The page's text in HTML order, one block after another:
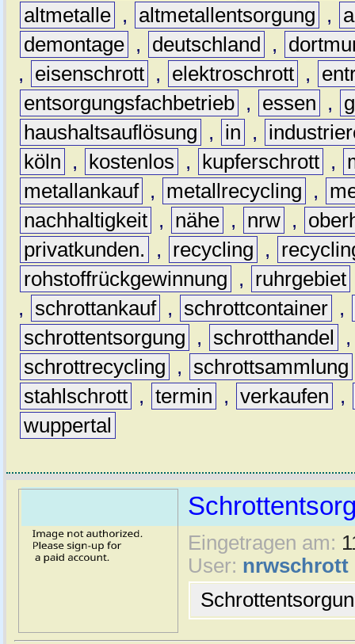
altmetalle , altmetallentsorgung ,
demontage , deutschland ,
,
eisenschrott , elektroschrott ,
entsorgungsfachbetrieb , essen ,
haushaltsauflösung
, in ,
köln
, kostenlos , kupferschrott ,
metallankauf , metallrecycling ,
nachhaltigkeit , nähe , nrw ,
privatkunden.
, recycling ,
rohstoffrückgewinnung
, ruhrgebiet
,
schrottankauf , schrottcontainer ,
schrottentsorgung
, schrotthandel
schrottrecycling
, schrottsammlung
stahlschrott , termin , verkaufen
,
wuppertal
Eingetragen am:
User: nrwschrott